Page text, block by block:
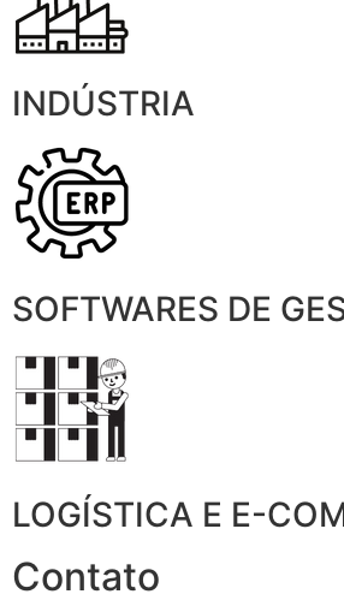
INDÚSTRIA
SOFTWARES DE
LOGÍSTICA E E-
Contato